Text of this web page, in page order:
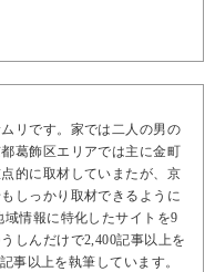
リです。家では二人の男の
葛飾区エリアでは主に金町
的に取材していまたが、京
しっかり取材できるように
情報に特化したサイトを9
しんだけで2,400記事以上を
事以上を執筆しています。